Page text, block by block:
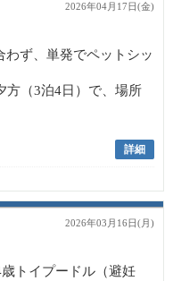
2026年04月17日(金)
ず、単発でペットシッ
方（3泊4日）で、場所
詳細
2026年03月16日(月)
トイプードル（避妊